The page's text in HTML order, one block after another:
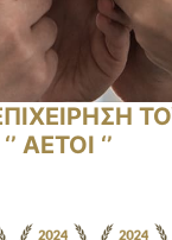
ΑΕΤΟΙ ‘’